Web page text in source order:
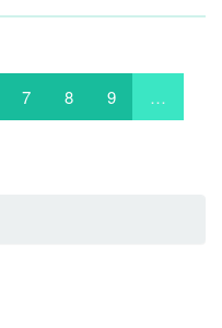
7 8 9 …